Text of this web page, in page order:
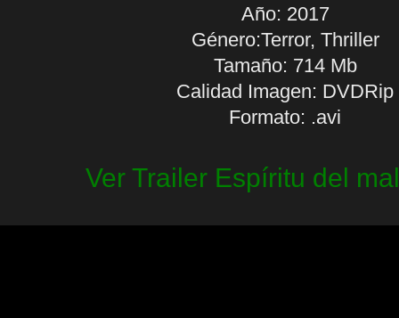
Año: 2017
Género:Terror, Thriller
Tamaño: 714 Mb
Calidad Imagen: DVDRip
Formato: .avi
Ver Trailer Espíritu del